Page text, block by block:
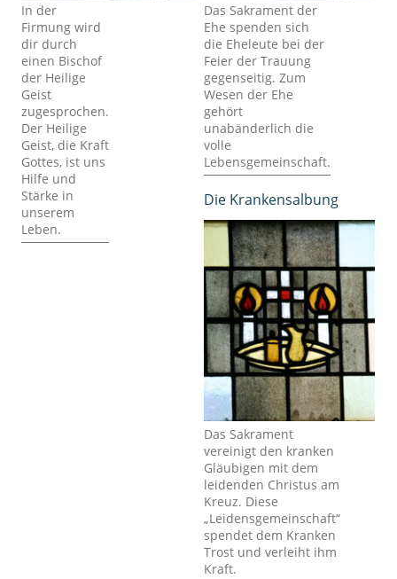
In der
Firmung wird
dir durch
einen Bischof
der Heilige
Geist
zugesprochen.
Der Heilige
Geist, die Kraft
Gottes, ist uns
Hilfe und
Stärke in
unserem
Leben.
Das Sakrament der
Ehe spenden sich
die Eheleute bei der
Feier der Trauung
gegenseitig. Zum
Wesen der Ehe
gehört
unabänderlich die
volle
Lebensgemeinschaft.
Die Krankensalbung
Das Sakrament
vereinigt den kranken
Gläubigen mit dem
leidenden Christus am
Kreuz. Diese
„Leidensgemeinschaft“
spendet dem Kranken
Trost und verleiht ihm
Kraft.